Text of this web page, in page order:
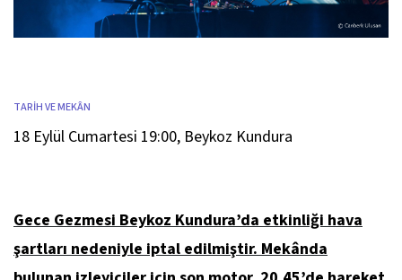
TARİH VE MEKÂN
18 Eylül Cumartesi 19:00, Beykoz Kundura
Gece Gezmesi Beykoz Kundura’da etkinliği hava
şartları nedeniyle iptal edilmiştir. Mekânda